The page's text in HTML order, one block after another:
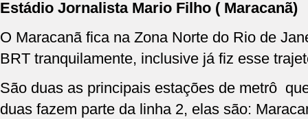
Estádio Jornalista Mario Filho ( Maracanã)
O Maracanã fica na Zona Norte do Rio de
BRT tranquilamente, inclusive já fiz esse
São duas as principais estações de metrô
duas fazem parte da linha 2, elas são: